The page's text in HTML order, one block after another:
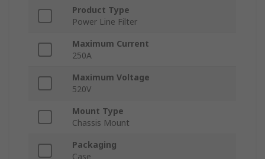
Product Type
Power Line Filter
Maximum Current
250A
Maximum Voltage
520V
Mount Type
Chassis Mount
Packaging
Case